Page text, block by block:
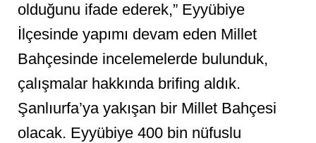
olduğunu ifade ederek,” Eyyübiye
İlçesinde yapımı devam eden Millet
Bahçesinde incelemelerde bulunduk,
çalışmalar hakkında brifing aldık.
Şanlıurfa’ya yakışan bir Millet Bahçesi
olacak. Eyyübiye 400 bin nüfuslu